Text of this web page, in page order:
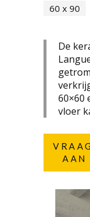
60 x 90
De
60×60
vloer
AAN